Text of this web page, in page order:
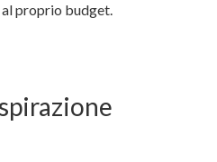
al proprio budget.